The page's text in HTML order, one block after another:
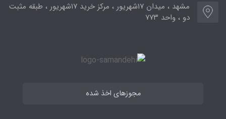
مشهد ، میدان ۱۷شهریور ، مرکز خرید ۱۷شهریور ، طبقه مثبت
دو ، واحد ۷۷۳
مجوزهای اخذ شده